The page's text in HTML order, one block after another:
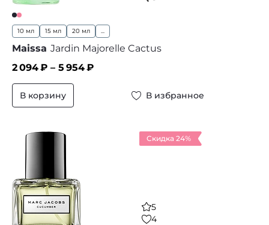
10 мл 15 мл 20 мл ...
Maissa Jardin Majorelle Cactus
2 094₽ – 5 954₽
В корзину В избранное
Скидка 24%
5
4